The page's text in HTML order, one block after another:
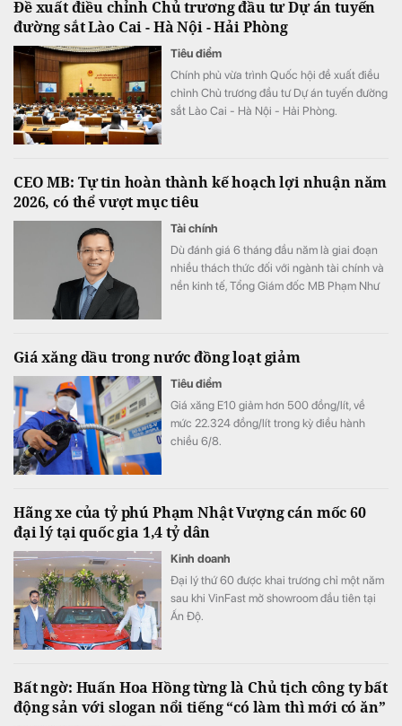
Đề xuất điều chỉnh Chủ trương đầu tư Dự án tuyến
đường sắt Lào Cai - Hà Nội - Hải Phòng
Tiêu điểm
Chính phủ vừa trình Quốc hội đề xuất điều
chỉnh Chủ trương đầu tư Dự án tuyến đường
sắt Lào Cai - Hà Nội - Hải Phòng.
CEO MB: Tự tin hoàn thành kế hoạch lợi nhuận năm
2026, có thể vượt mục tiêu
Tài chính
Dù đánh giá 6 tháng đầu năm là giai đoạn
nhiều thách thức đối với ngành tài chính và
nền kinh tế, Tổng Giám đốc MB Phạm Như
ra.
Giá xăng dầu trong nước đồng loạt giảm
Tiêu điểm
Giá xăng E10 giảm hơn 500 đồng/lít, về
mức 22.324 đồng/lít trong kỳ điều hành
chiều 6/8.
Hãng xe của tỷ phú Phạm Nhật Vượng cán mốc 60
đại lý tại quốc gia 1,4 tỷ dân
Kinh doanh
Đại lý thứ 60 được khai trương chỉ một năm
sau khi VinFast mở showroom đầu tiên tại
Ấn Độ.
Bất ngờ: Huấn Hoa Hồng từng là Chủ tịch công ty bất
động sản với slogan nổi tiếng “có làm thì mới có ăn”